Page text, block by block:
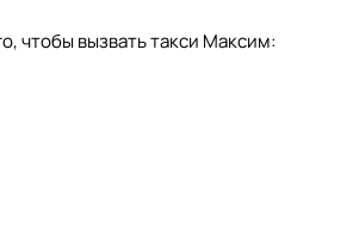
чтобы вызвать такси Максим: